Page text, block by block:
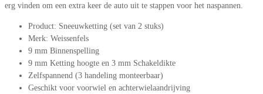
erg vinden om een extra keer de auto uit te stappen voor het naspannen.
Product: Sneeuwketting (set van 2 stuks)
Merk: Weissenfels
9 mm Binnenspelling
9 mm Ketting hoogte en 3 mm Schakeldikte
Zelfspannend (3 handeling monteerbaar)
Geschikt voor voorwiel en achterwielaandrijving